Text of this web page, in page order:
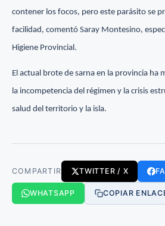
contener los focos, pero este parásito se
facilidad, comentó Saray Montesino,
Higiene Provincial.
El actual brote de sarna en la provincia ha
la incompetencia del régimen y la crisis
salud del territorio y la isla.
COMPARTIR TWITTER / X
WHATSAPP COPIAR